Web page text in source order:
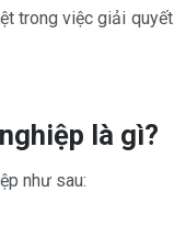
trong việc giải quyết
là gì?
như sau: